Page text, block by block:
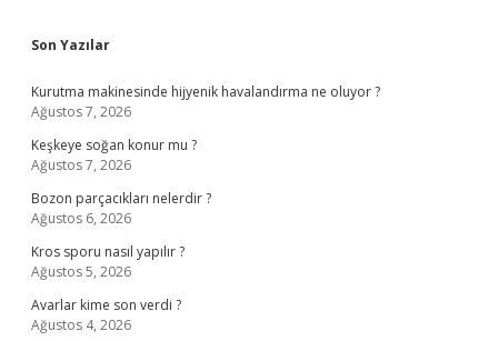
Sidebar
Son Yazılar
Kurutma makinesinde hijyenik havalandırma ne oluyor ?
Ağustos 7, 2026
Keşkeye soğan konur mu ?
Ağustos 7, 2026
Bozon parçacıkları nelerdir ?
Ağustos 6, 2026
Kros sporu nasıl yapılır ?
Ağustos 5, 2026
Avarlar kime son verdi ?
Ağustos 4, 2026